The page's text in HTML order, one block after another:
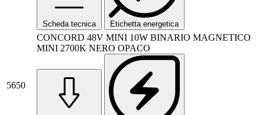
Scheda tecnica Etichetta energetica
5650
CONCORD 48V MINI 10W BINARIO MAGNETICO
MINI 2700K NERO OPACO